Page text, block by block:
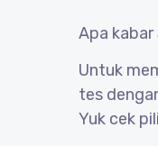
Apa
Untuk
tes
Yuk cek